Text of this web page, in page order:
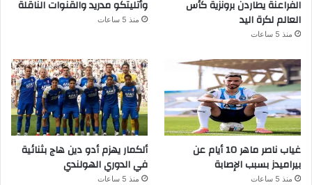
الفراعنة يطاردن برونزية كأس
العالم لكرة اليد
منذ 5 ساعات
وأتليتكو مدريد والقنوات الناقلة
منذ 5 ساعات
غياب ناصر ماهر 10 أيام عن
بيراميدز بسبب الإصابة
منذ 5 ساعات
ألكمار يهزم أدو دين هاج بثنائية
في الدوري الهولندي
منذ 5 ساعات